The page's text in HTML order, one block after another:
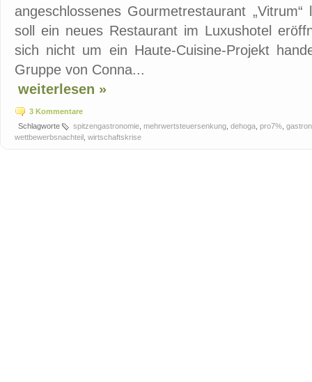
angeschlossenes Gourmetrestaurant
soll ein neues Restaurant im Luxushotel
sich nicht um ein Haute-Cuisine-Projekt
Gruppe von Conna...
weiterlesen »
3 Kommentare
Schlagworte
spitzengastronomie mehrwertsteuersenkung dehoga pro7%
wettbewerbsnachteil wirtschaftskrise